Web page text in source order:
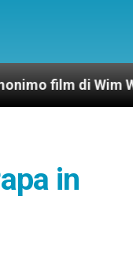
di Wim Wenders
in